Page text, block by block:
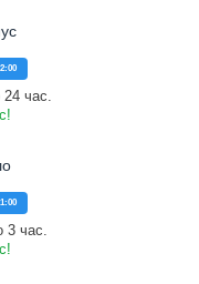
час.
3 час.